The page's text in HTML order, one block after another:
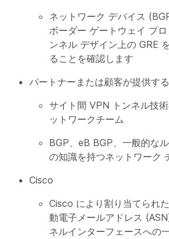
ネットワーク デバイス
ボーダー ゲートウェイ プ
ンネル デザイン上の GRE
ることを確認します
パートナーまたは顧客が提供する
サイト間 VPN トンネル技
ットワークチーム
BGP、eB BGP、一般的な
の知識を持つネットワーク
Cisco
Cisco により割り当てられ
動電子メールアドレス
ネルインターフェースへの